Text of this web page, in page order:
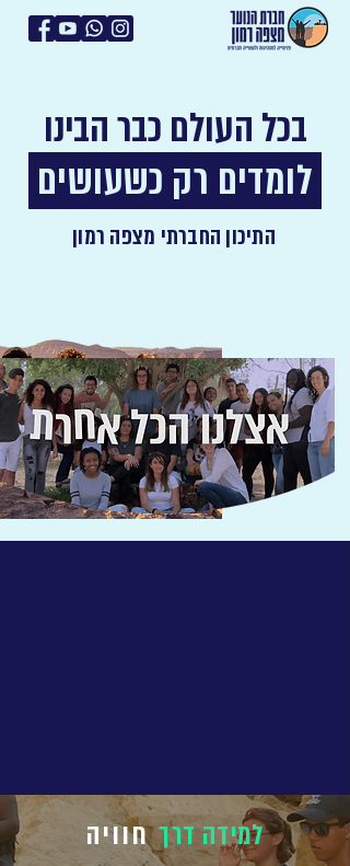
בכל העולם כבר הבינו
לומדים רק כשעושים
התיכון החברתי מצפה רמון
למידה דרך חוויה